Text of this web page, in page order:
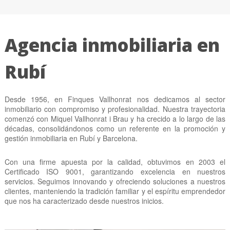
Agencia inmobiliaria en
Rubí
Desde 1956, en Finques Vallhonrat nos dedicamos al sector
inmobiliario con compromiso y profesionalidad. Nuestra trayectoria
comenzó con Miquel Vallhonrat i Brau y ha crecido a lo largo de las
décadas, consolidándonos como un referente en la promoción y
gestión inmobiliaria en Rubí y Barcelona.
Con una firme apuesta por la calidad, obtuvimos en 2003 el
Certificado ISO 9001, garantizando excelencia en nuestros
servicios. Seguimos innovando y ofreciendo soluciones a nuestros
clientes, manteniendo la tradición familiar y el espíritu emprendedor
que nos ha caracterizado desde nuestros inicios.